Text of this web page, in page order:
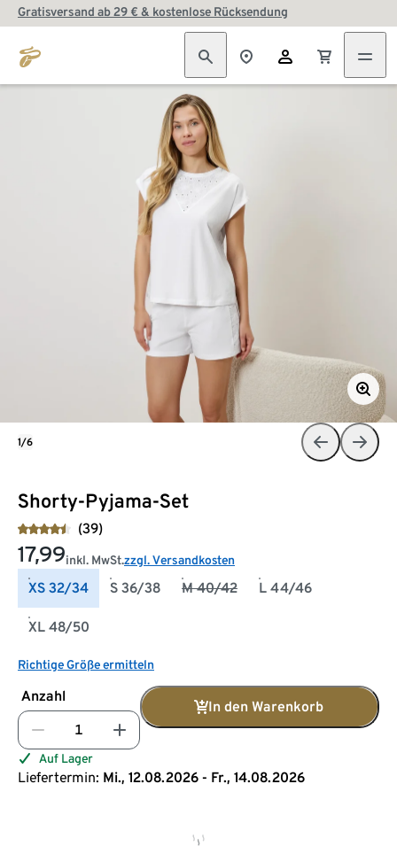
Gratisversand ab 29 € & kostenlose Rücksendung
Shorty-Pyjama-Set
(39)
17,99inkl. MwSt.zzgl. Versandkosten
XS 32/34 S 36/38 M 40/42 L 44/46
XL 48/50
Richtige Größe ermitteln
Anzahl
In den Warenkorb
Auf Lager
Liefertermin: Mi., 12.08.2026 - Fr., 14.08.2026
1/6